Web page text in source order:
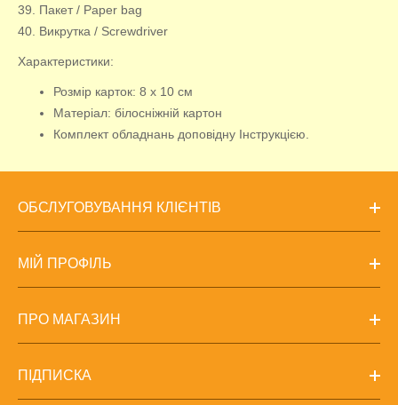
39. Пакет / Paper bag
40. Викрутка / Screwdriver
Характеристики:
Розмір карток: 8 х 10 см
Матеріал: білосніжній картон
Комплект обладнань доповідну Інструкцією.
ОБСЛУГОВУВАННЯ КЛІЄНТІВ
МІЙ ПРОФІЛЬ
ПРО МАГАЗИН
ПІДПИСКА